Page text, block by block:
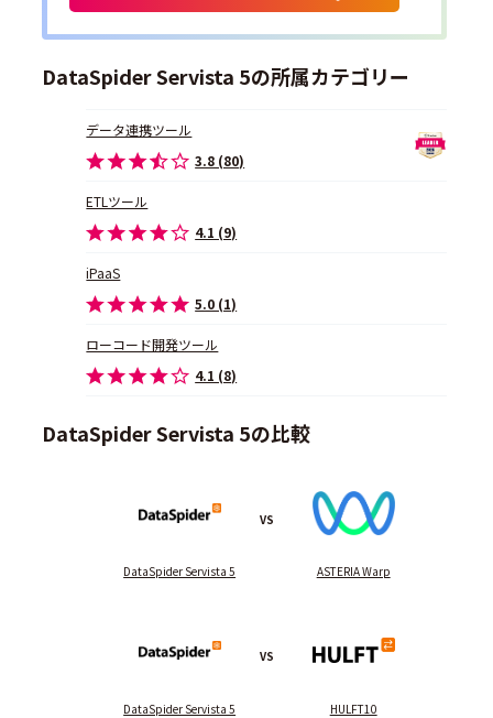
DataSpider Servista 5の所属カテゴリー
データ連携ツール
3.8 (80)
ETLツール
4.1 (9)
iPaaS
5.0 (1)
ローコード開発ツール
4.1 (8)
DataSpider Servista 5の比較
DataSpider Servista 5
VS
ASTERIA Warp
DataSpider Servista 5
VS
HULFT10